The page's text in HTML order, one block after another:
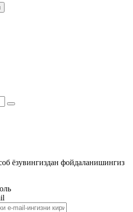
ёзувингиздан фойдаланишингиз